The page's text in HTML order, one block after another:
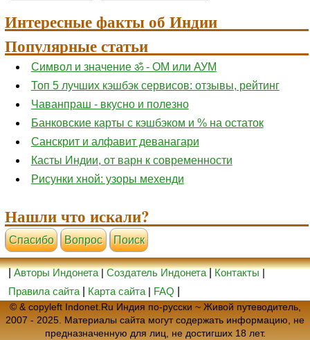
Интересные факты об Индии
Популярные статьи
Символ и значение ॐ - ОМ или АУМ
Топ 5 лучших кэшбэк сервисов: отзывы, рейтинг
Чаванпраш - вкусно и полезно
Банковские карты с кэшбэком и % на остаток
Санскрит и алфавит деванагари
Касты Индии, от варн к современности
Рисунки хной: узоры мехенди
Нашли что искали?
Cпасибо Вопрос Поиск
|Авторы Индонета|Создатель Индонета|Контакты|
Правила сайта
Карта сайта | FAQ
© & copyleft Indonet.Ru Индия по-русски ~ Живой путеводитель,
2007 - 2025. Материалы сайта могут содержать информацию, не
предназначенную для лиц, не достигших 18 лет.